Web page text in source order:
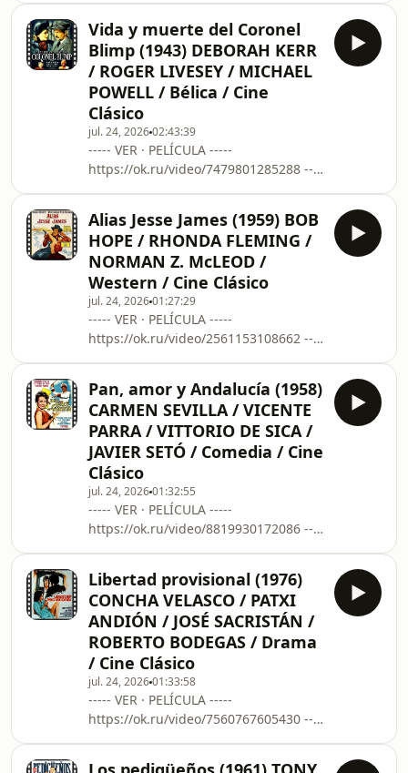
https://www.filmaffinity.com/es/film387567.html
Obsesionado aún por los
espeluznantes sucesos del pasado,
Jim Hasley regresa para hacer frente
a sus demonios. Acompañado de su
novia Maggie, se encontrará pronto
viajando por el mismo desolado tramo
de carretera del Oeste
Vida y muerte del Coronel
Blimp (1943) DEBORAH KERR
/ ROGER LIVESEY / MICHAEL
POWELL / Bélica / Cine
Clásico
jul. 24, 202602:43:39
----- VER · PELÍCULA -----
https://ok.ru/video/7479801285288 ----
https://www.filmaffinity.com/es/film664522.html
En plena Segunda Guerra Mundial
(1939-1945), un anciano militar
británico rememora su larga y
excitante vida. Su larga amistad con
un colega alemán o su desobediencia
a las ordenanzas para ayudar a una
bella compatriota en
Alias Jesse James (1959) BOB
HOPE / RHONDA FLEMING /
NORMAN Z. McLEOD /
Western / Cine Clásico
jul. 24, 202601:27:29
----- VER · PELÍCULA -----
https://ok.ru/video/2561153108662 ----
https://www.filmaffinity.com/es/film551984.html
Un agente de seguros de una gran
ciudad del este debe trasladarse al
oeste en busca del famoso ladrón de
bancos Jesse James, ya que el propio
James le hizo un seguro de vida por
cien mil dólares. Si no quiere que la
empres
Pan, amor y Andalucía (1958)
CARMEN SEVILLA / VICENTE
PARRA / VITTORIO DE SICA /
JAVIER SETÓ / Comedia / Cine
Clásico
jul. 24, 202601:32:55
----- VER · PELÍCULA -----
https://ok.ru/video/8819930172086 ----
https://www.filmaffinity.com/es/film174288.html
Un comandante de la policía
municipal de Sorrento (Vittorio De
Sica) es también el director de la
banda de música. Durante su
estancia en Sevilla para presentarse a
un festival, se encapricha de una
joven cantante y bailar
Libertad provisional (1976)
CONCHA VELASCO / PATXI
ANDIÓN / JOSÉ SACRISTÁN /
ROBERTO BODEGAS / Drama
/ Cine Clásico
jul. 24, 202601:33:58
----- VER · PELÍCULA -----
https://ok.ru/video/7560767605430 ----